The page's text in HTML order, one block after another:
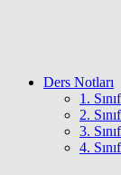
Ders Notları
1.
2.
3.
4.